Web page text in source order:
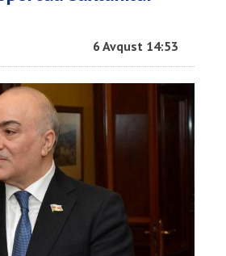
6 Avqust 14:53